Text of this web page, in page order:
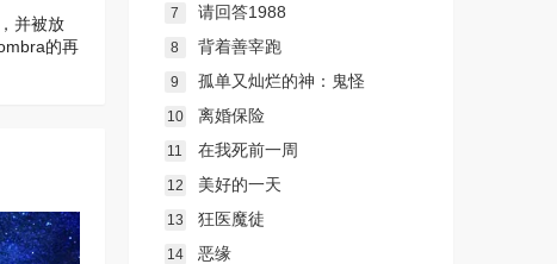
并被放
的再
7 请回答1988
8 背着善宰跑
9 孤单又灿烂的神：鬼怪
10 离婚保险
11 在我死前一周
12 美好的一天
13 狂医魔徒
14 恶缘